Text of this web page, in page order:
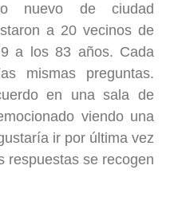
nuevo de ciudad
a 20 vecinos de
a los 83 años. Cada
mismas preguntas.
en una sala de
viendo una
ir por última vez
respuestas se recogen